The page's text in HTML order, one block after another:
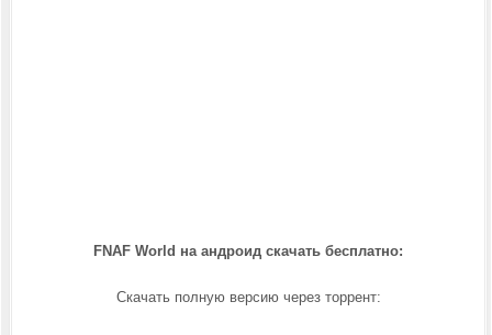
FNAF World на андроид скачать бесплатно:
Скачать полную версию через торрент: